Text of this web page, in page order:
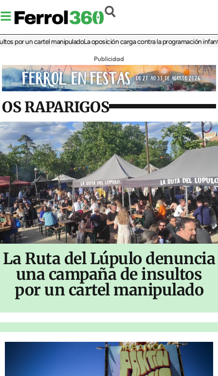
un cartel manipuladoLa oposición carga contra la programación infantil de
Publicidad
OS RAPARIGOS
La Ruta del Lúpulo denuncia
una campaña de insultos
por un cartel manipulado